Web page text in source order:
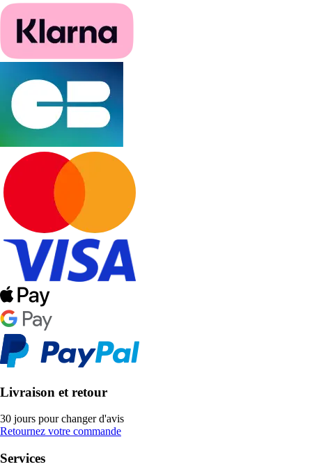
Livraison et retour
30 jours pour changer d'avis
Retournez votre commande
Services